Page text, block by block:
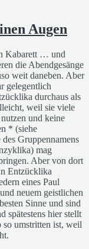
Augen
Kabarett … und
die Abendgesänge
weit daneben. Aber
gelegentlich
durchaus als
weil sie viele
und keine
* (siehe
Gruppennamens
mag
Aber von dort
Entzücklika
eines Paul
neuem geistlichen
Sinne und sind
spätestens hier stellt
so umstritten ist, weil